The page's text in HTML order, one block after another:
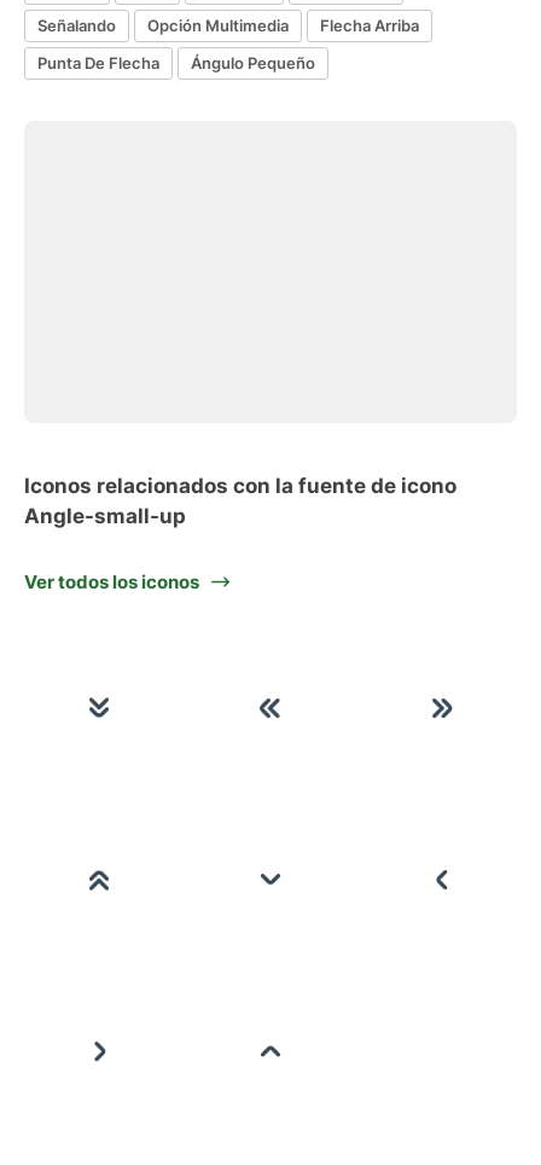
Señalando
Opción Multimedia
Flecha Arriba
Punta De Flecha
Ángulo Pequeño
Iconos relacionados con la fuente de icono
Angle-small-up
Ver todos los iconos